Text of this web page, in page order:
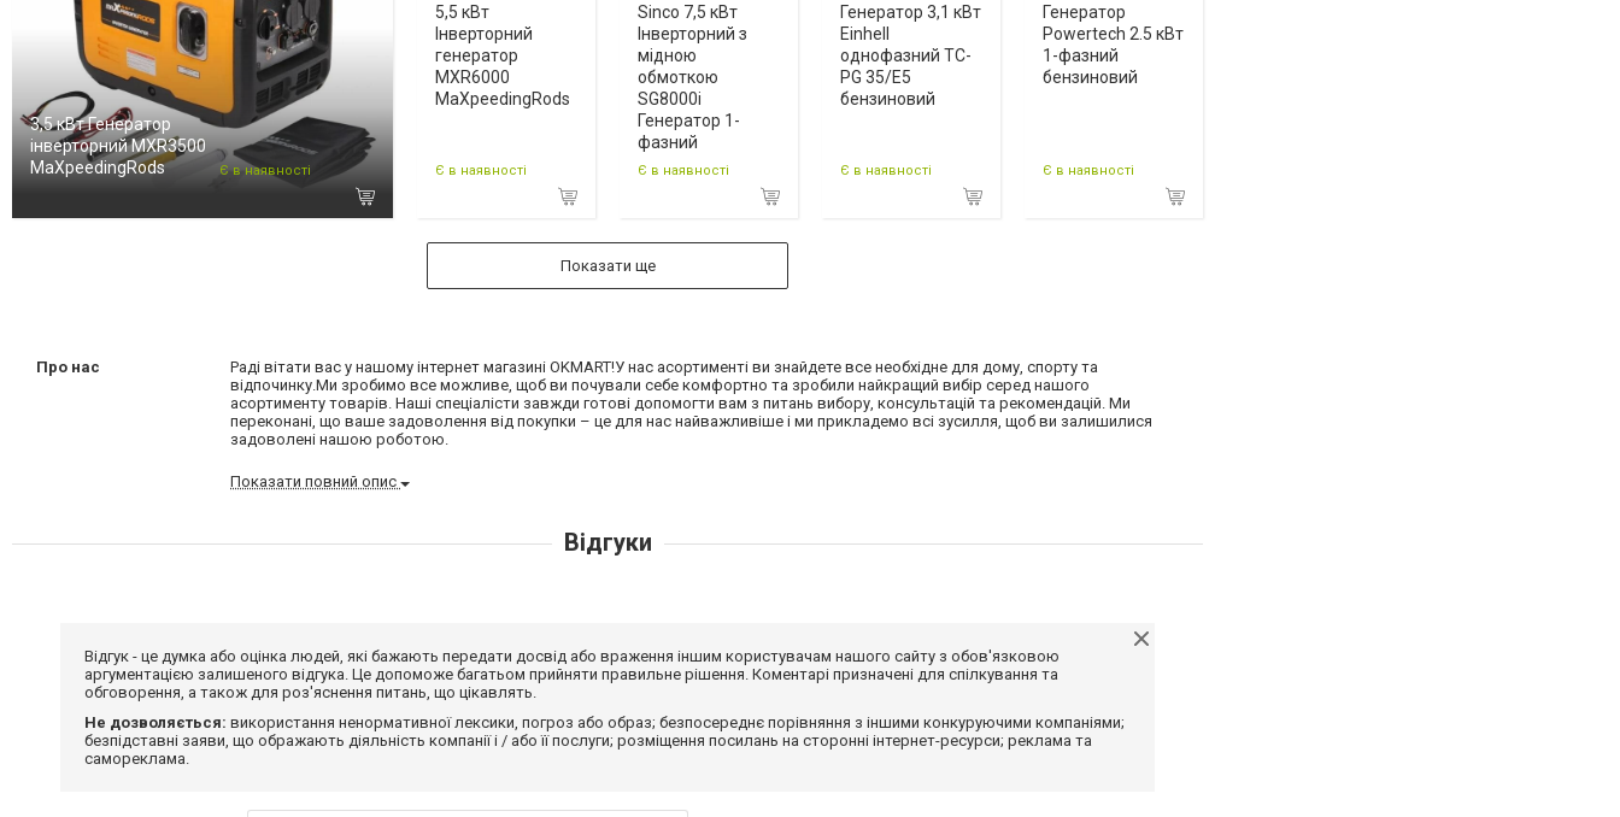
3,5 кВт Генератор
інверторний MXR3500
MaXpeedingRods
Є в наявності
5,5 кВт
Інверторний
генератор
MXR6000
MaXpeedingRods
Є в наявності
Sinco 7,5 кВт
Інверторний з
мідною
обмоткою
SG8000i
Генератор 1-
фазний
Є в наявності
Генератор 3,1 кВт
Einhell
однофазний TC-
PG 35/E5
бензиновий
Є в наявності
Генератор
Powertech 2.5 кВт
1-фазний
бензиновий
Є в наявності
Показати ще
Про нас
Раді вітати вас у нашому інтернет магазині OKMART!У нас асортименті ви знайдете все необхідне для дому, спорту та
відпочинку.Ми зробимо все можливе, щоб ви почували себе комфортно та зробили найкращий вибір серед нашого
асортименту товарів. Наші спеціалісти завжди готові допомогти вам з питань вибору, консультацій та рекомендацій. Ми
переконані, що ваше задоволення від покупки – це для нас найважливіше і ми прикладемо всі зусилля, щоб ви залишилися
задоволені нашою роботою.
Показати повний опис
Відгуки
Відгук - це думка або оцінка людей, які бажають передати досвід або враження іншим користувачам нашого сайту з обов'язковою
аргументацією залишеного відгука. Це допоможе багатьом прийняти правильне рішення. Коментарі призначені для спілкування та
обговорення, а також для роз'яснення питань, що цікавлять.
Не дозволяється: використання ненормативної лексики, погроз або образ; безпосереднє порівняння з іншими конкуруючими компаніями;
безпідставні заяви, що ображають діяльність компанії і / або її послуги; розміщення посилань на сторонні інтернет-ресурси; реклама та
самореклама.